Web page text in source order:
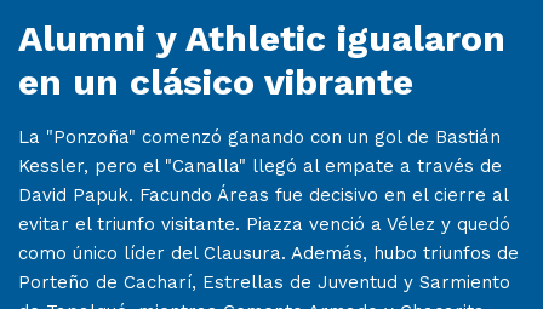
Alumni y Athletic igualaron
en un clásico vibrante
La "Ponzoña" comenzó ganando con un gol de Bastián
Kessler, pero el "Canalla" llegó al empate a través de
David Papuk. Facundo Áreas fue decisivo en el cierre al
evitar el triunfo visitante. Piazza venció a Vélez y quedó
como único líder del Clausura. Además, hubo triunfos de
Porteño de Cacharí, Estrellas de Juventud y Sarmiento